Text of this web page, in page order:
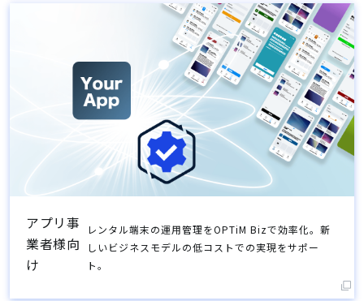
アプリ事
業者様向
け
レンタル端末の運用管理をOPTiM Bizで効率化。新
しいビジネスモデルの低コストでの実現をサポー
ト。